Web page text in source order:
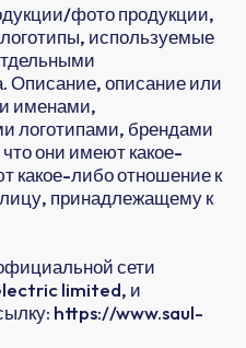
фото продукции,
используемые
Описание, описание или
именами,
логотипами, брендами
они имеют какое-
какое-либо отношение к
принадлежащему к
сети
limited, и
https://www.saul-